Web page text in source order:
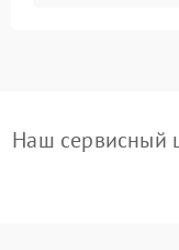
Наш сервисный